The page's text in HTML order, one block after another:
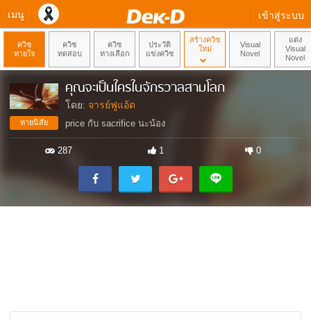
เมนู เข้าสู่ระบบ
ควิซ
ทายใจ
ควิซ
ทดสอบ
ควิซ
ทางเลือก
ประวัติ
แข่งควิซ
สร้างควิซ
ใหม่
Visual
Novel
แต่ง
Visual
Novel
ทายนิสัย
คุณจะเป็นใครในจักรวาลสามโลก
โดย: จารย์ฟูแอ้ด
price กับ sacrifice นะน้อง
287 1 0